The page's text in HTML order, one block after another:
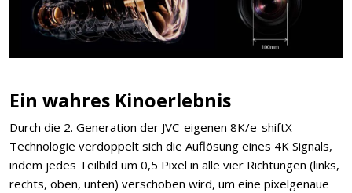
Ein wahres Kinoerlebnis
Durch die 2. Generation der JVC-eigenen 8K/e-shiftX-
Technologie verdoppelt sich die Auflösung eines 4K Signals,
indem jedes Teilbild um 0,5 Pixel in alle vier Richtungen (links,
rechts, oben, unten) verschoben wird, um eine pixelgenaue